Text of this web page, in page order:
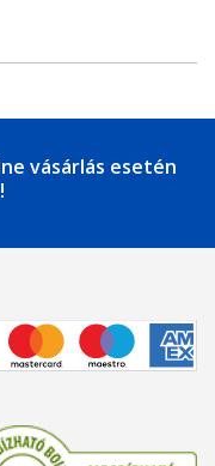
vásárlás esetén